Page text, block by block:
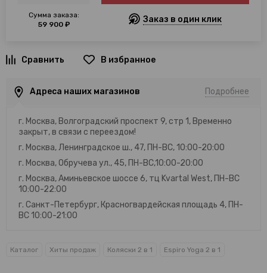
Сумма заказа:
59 900 ₽
Заказ в один клик
В избранное
Адреса наших магазинов Подробнее
г. Москва, Волгоградский проспект 9, стр 1, Временно
закрыт, в связи с переездом!
г. Москва, Ленинградское ш., 47, ПН-ВС, 10:00-20:00
г. Москва, Обручева ул., 45, ПН-ВС,10:00-20:00
г. Москва, Аминьевское шоссе 6, тц Kvartal West, ПН-ВС
10:00-22:00
г. Санкт-Петербург, Красногвардейская площадь 4, ПН-
ВС 10:00-21:00
Каталог Хиты продаж Коляски 2 в 1 Espiro Yoga 2 в 1